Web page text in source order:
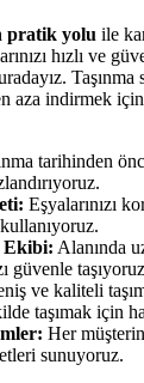
pratik yolu ile
hızlı ve
Taşınma
aza indirmek
tarihinden
Eşyalarınızı
Ekibi: Alanında
güvenle
ve kaliteli
taşımak için
Her
sunuyoruz.